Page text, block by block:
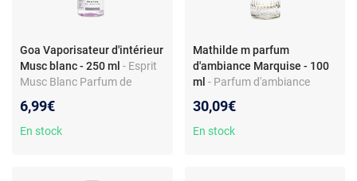
Goa Vaporisateur d'intérieur
Musc blanc - 250 ml - Esprit
Musc Blanc Parfum de
6,99€
En stock
Mathilde m parfum
d'ambiance Marquise - 100
ml - Parfum d'ambiance
30,09€
En stock